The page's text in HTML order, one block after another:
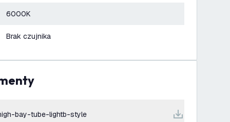
6000K
Brak czujnika
bay-tube-lightb-style